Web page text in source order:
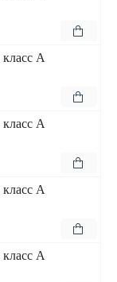
А
А
А
А